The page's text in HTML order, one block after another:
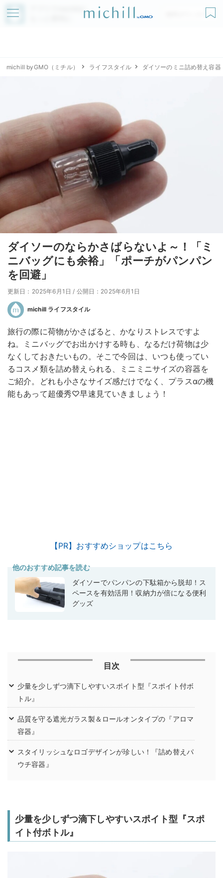
アプリでmichillが
無料ダウンロード
michill byGMO（ミチル） ライフスタイル ダイソーのミニ詰め替え容器
ダイソーのならかさばらないよ～！「ミ
ニバッグにも余裕」「ポーチがパンパン
を回避」
更新日：2025年6月1日 / 公開日：2025年6月1日
michill ライフスタイル
旅行の際に荷物がかさばると、かなりストレスですよ
ね。ミニバッグでお出かけする時も、なるだけ荷物は少
なくしておきたいもの。そこで今回は、いつも使ってい
るコスメ類を詰め替えられる、ミニミニサイズの容器を
ご紹介。どれも小さなサイズ感だけでなく、プラスαの機
能もあって超優秀♡早速見ていきましょう！
【PR】おすすめショップはこちら
他のおすすめ記事を読む
ダイソーでパンパンの下駄箱から脱却！ス
ペースを有効活用！収納力が倍になる便利
グッズ
目次
少量を少しずつ滴下しやすいスポイト型『スポイト付ボ
トル』
品質を守る遮光ガラス製＆ロールオンタイプの『アロマ
容器』
スタイリッシュなロゴデザインが珍しい！『詰め替えパ
ウチ容器』
少量を少しずつ滴下しやすいスポイト型『スポ
イト付ボトル』